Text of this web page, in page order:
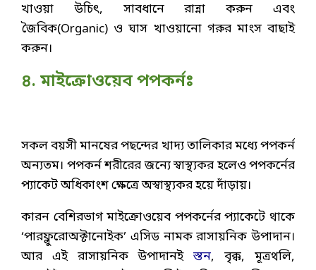
খাওয়া উচিৎ, সাবধানে রান্না করুন এবং
জৈবিক(Organic) ও ঘাস খাওয়ানো গরুর মাংস বাছাই
করুন।
৪. মাইক্রোওয়েব পপকর্নঃ
সকল বয়সী মানষের পছন্দের খাদ্য তালিকার মধ্যে পপকর্ন
অন্যতম। পপকর্ন শরীরের জন্যে স্বাস্থ্যকর হলেও পপকর্নের
প্যাকেট অধিকাংশ ক্ষেত্রে অস্বাস্থ্যকর হয়ে দাঁড়ায়।
কারন বেশিরভাগ মাইক্রোওয়েব পপকর্নের প্যাকেটে থাকে
‘পারফ্লুরোঅক্টানোইক’ এসিড নামক রাসায়নিক উপাদান।
আর এই রাসায়নিক উপাদানইস্তন, বৃক্ক, মূত্রথলি,